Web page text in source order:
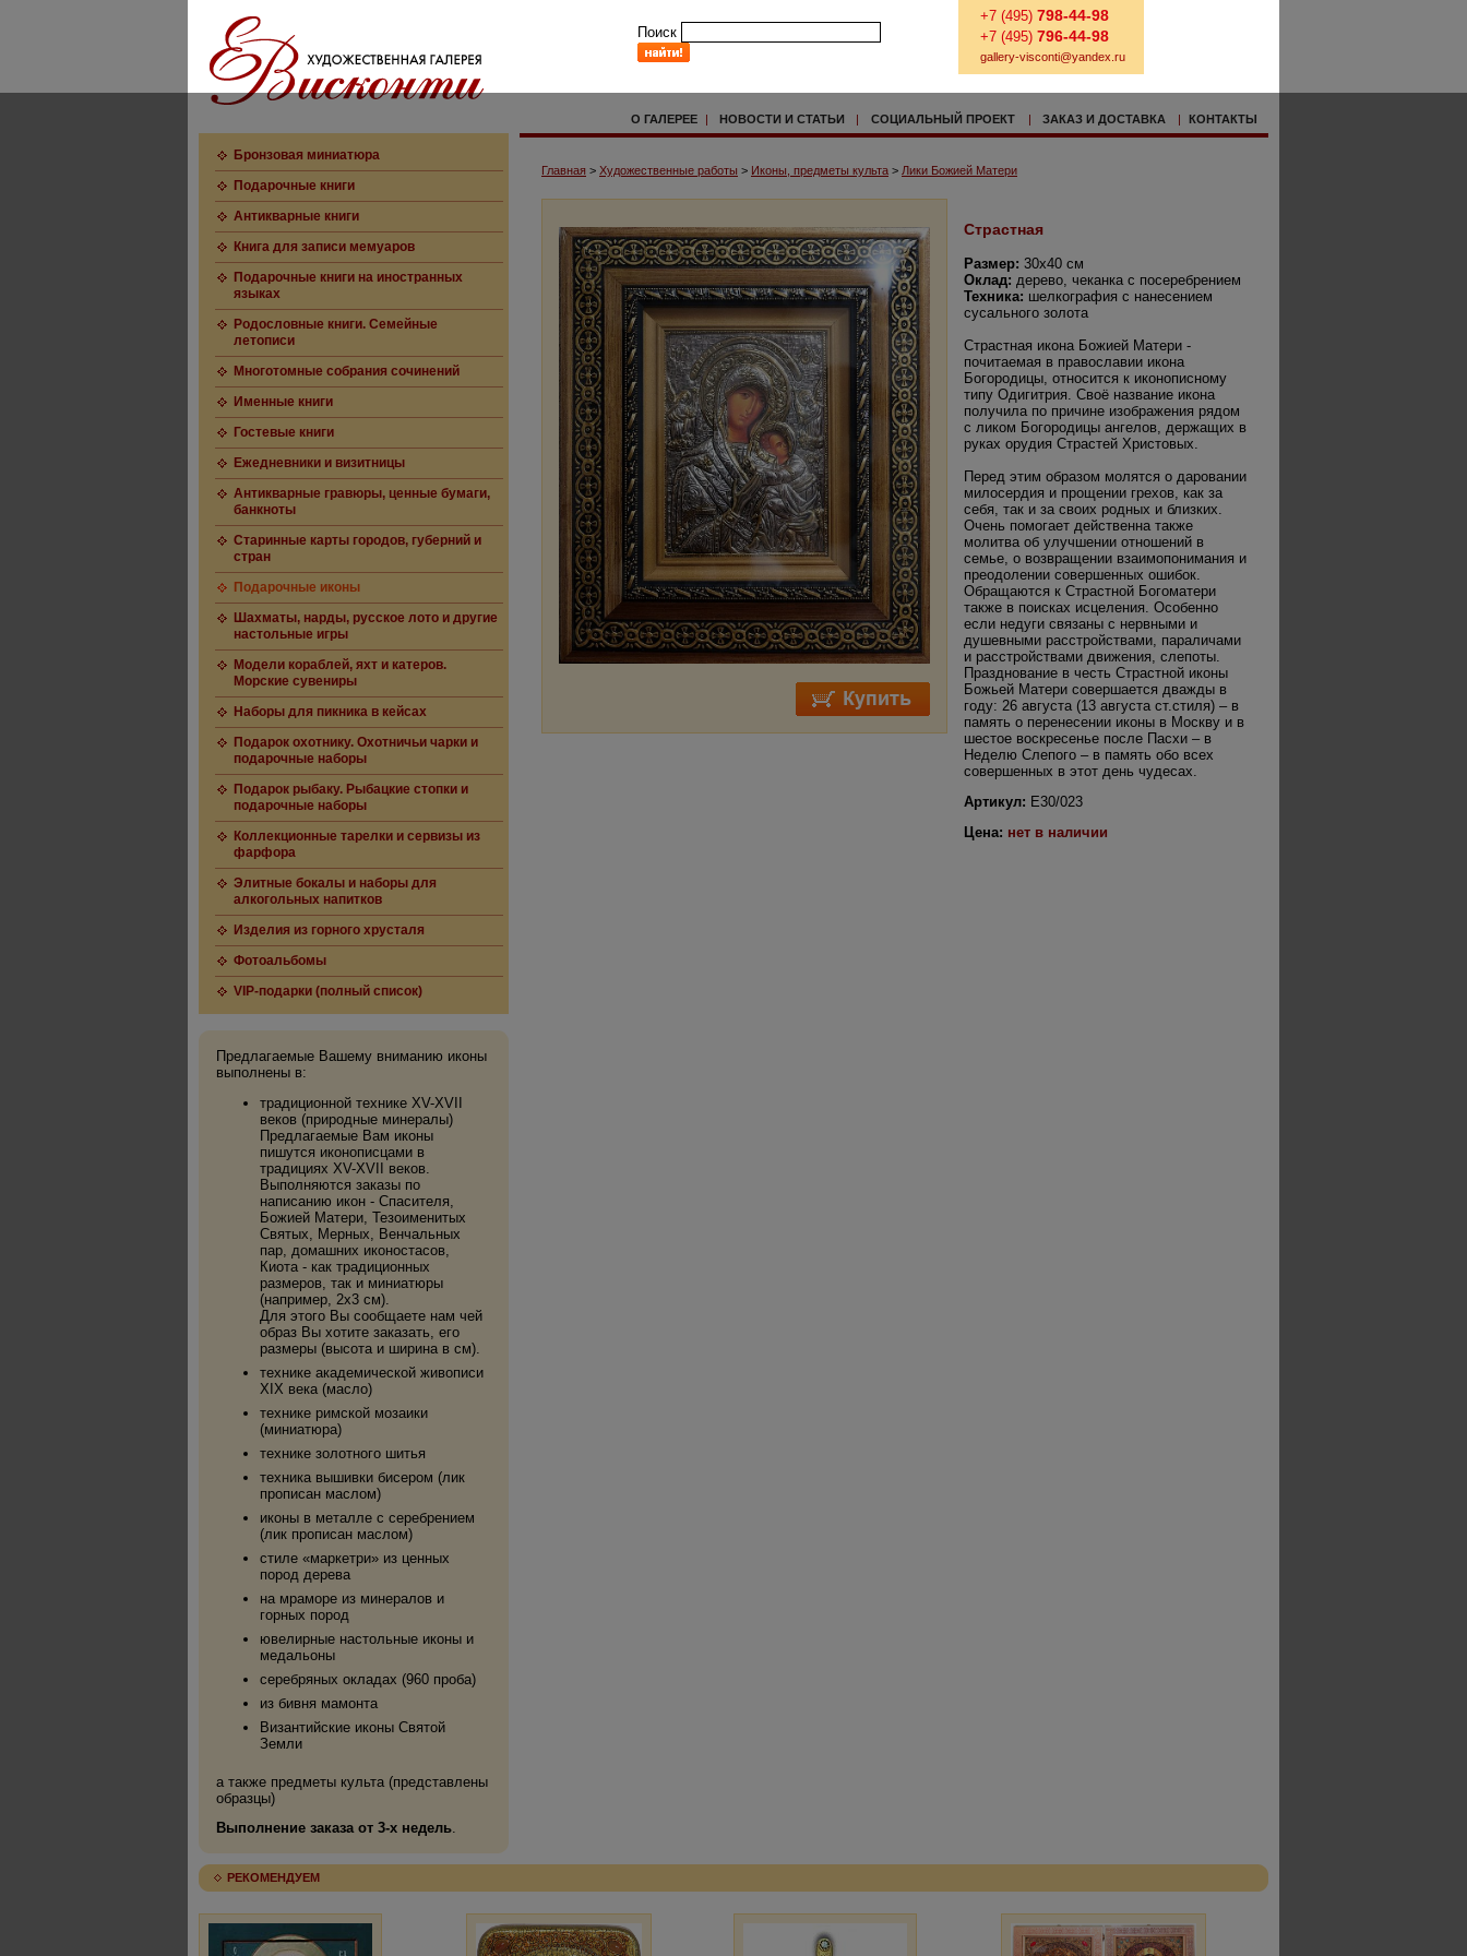
Поиск
+7 (495) 798-44-98
+7 (495) 796-44-98
gallery-visconti@yandex.ru
О ГАЛЕРЕЕ | НОВОСТИ И СТАТЬИ | СОЦИАЛЬНЫЙ ПРОЕКТ | ЗАКАЗ И ДОСТАВКА | КОНТАКТЫ
Бронзовая миниатюра
Подарочные книги
Антикварные книги
Книга для записи мемуаров
Подарочные книги на иностранных
языках
Родословные книги. Семейные
летописи
Многотомные собрания сочинений
Именные книги
Гостевые книги
Ежедневники и визитницы
Антикварные гравюры, ценные бумаги,
банкноты
Старинные карты городов, губерний и
стран
Подарочные иконы
Шахматы, нарды, русское лото и другие
настольные игры
Модели кораблей, яхт и катеров.
Морские сувениры
Наборы для пикника в кейсах
Подарок охотнику. Охотничьи чарки и
подарочные наборы
Подарок рыбаку. Рыбацкие стопки и
подарочные наборы
Коллекционные тарелки и сервизы из
фарфора
Элитные бокалы и наборы для
алкогольных напитков
Изделия из горного хрусталя
Фотоальбомы
VIP-подарки (полный список)
Предлагаемые Вашему вниманию иконы
выполнены в:
традиционной технике XV-XVII
веков (природные минералы)
Предлагаемые Вам иконы
пишутся иконописцами в
традициях XV-XVII веков.
Выполняются заказы по
написанию икон - Спасителя,
Божией Матери, Тезоименитых
Святых, Мерных, Венчальных
пар, домашних иконостасов,
Киота - как традиционных
размеров, так и миниатюры
(например, 2х3 см).
Для этого Вы сообщаете нам чей
образ Вы хотите заказать, его
размеры (высота и ширина в см).
технике академической живописи
XIX века (масло)
технике римской мозаики
(миниатюра)
технике золотного шитья
техника вышивки бисером (лик
прописан маслом)
иконы в металле с серебрением
(лик прописан маслом)
стиле «маркетри» из ценных
пород дерева
на мраморе из минералов и
горных пород
ювелирные настольные иконы и
медальоны
серебряных окладах (960 проба)
из бивня мамонта
Византийские иконы Святой
Земли
а также предметы культа (представлены
образцы)
Выполнение заказа от 3-х недель.
Главная > Художественные работы > Иконы, предметы культа > Лики Божией Матери
Страстная
Размер: 30х40 см
Оклад: дерево, чеканка с посеребрением
Техника: шелкография с нанесением
сусального золота
Страстная икона Божией Матери -
почитаемая в православии икона
Богородицы, относится к иконописному
типу Одигитрия. Своё название икона
получила по причине изображения рядом
с ликом Богородицы ангелов, держащих в
руках орудия Страстей Христовых.
Перед этим образом молятся о даровании
милосердия и прощении грехов, как за
себя, так и за своих родных и близких.
Очень помогает действенна также
молитва об улучшении отношений в
семье, о возвращении взаимопонимания и
преодолении совершенных ошибок.
Обращаются к Страстной Богоматери
также в поисках исцеления. Особенно
если недуги связаны с нервными и
душевными расстройствами, параличами
и расстройствами движения, слепоты.
Празднование в честь Страстной иконы
Божьей Матери совершается дважды в
году: 26 августа (13 августа ст.стиля) – в
память о перенесении иконы в Москву и в
шестое воскресенье после Пасхи – в
Неделю Слепого – в память обо всех
совершенных в этот день чудесах.
Артикул: Е30/023
Цена: нет в наличии
РЕКОМЕНДУЕМ